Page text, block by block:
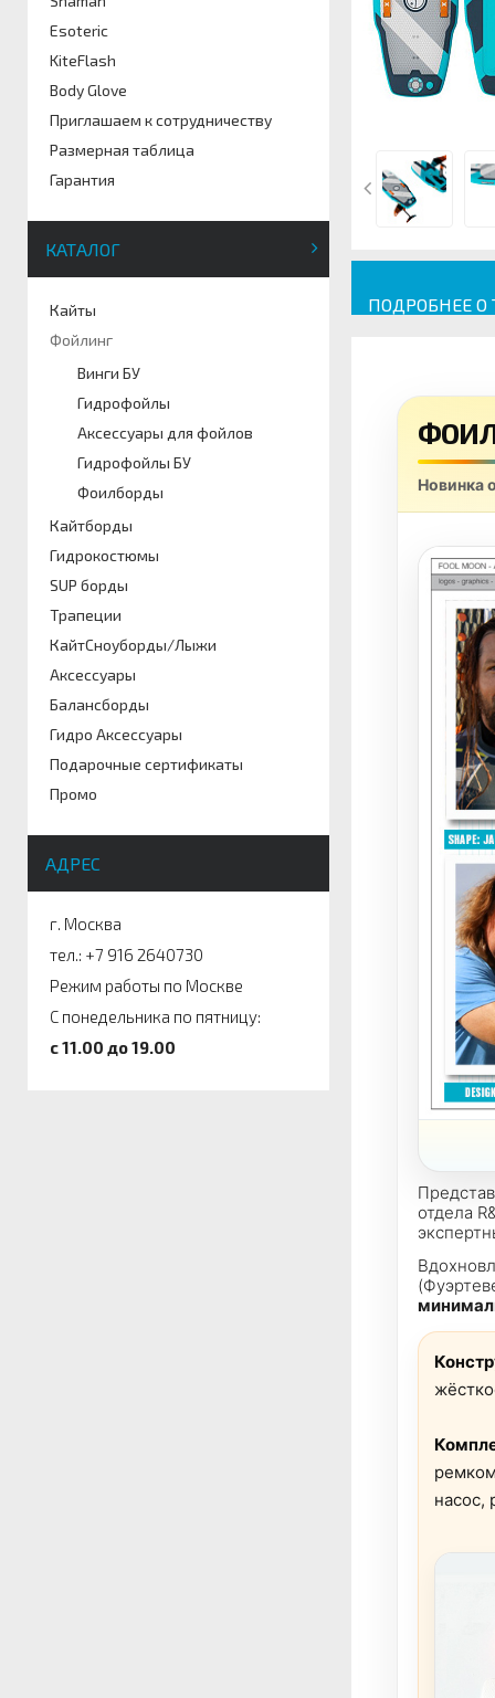
Esoteric
KiteFlash
Body Glove
Приглашаем к сотрудничеству
Размерная таблица
Гарантия
КАТАЛОГ
Кайты
Фойлинг
Винги БУ
Гидрофойлы
Аксессуары для фойлов
Гидрофойлы БУ
Фоилборды
Кайтборды
Гидрокостюмы
SUP борды
Трапеции
КайтСноуборды/Лыжи
Аксессуары
Балансборды
Гидро Аксессуары
Подарочные сертификаты
Промо
АДРЕС
г. Москва
тел.: +7 916 2640730
Режим работы по Москве
С понедельника по пятницу:
c 11.00 до 19.00
ПОДРОБНЕЕ О
Новинка
отдела
насос,